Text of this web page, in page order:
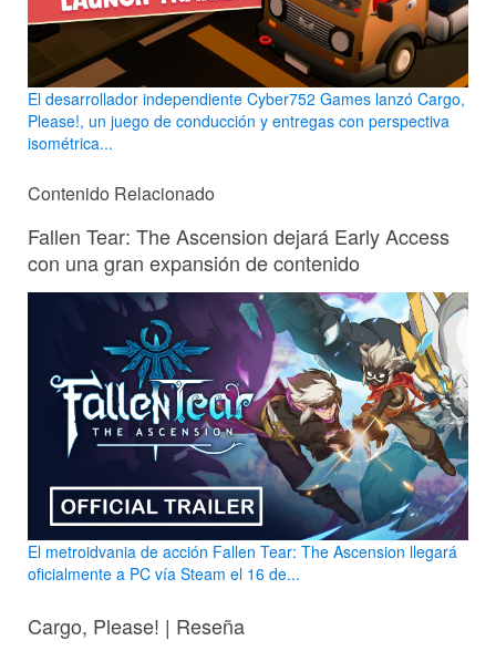
El desarrollador independiente Cyber752 Games lanzó Cargo,
Please!, un juego de conducción y entregas con perspectiva
isométrica...
Contenido Relacionado
Fallen Tear: The Ascension dejará Early Access
con una gran expansión de contenido
El metroidvania de acción Fallen Tear: The Ascension llegará
oficialmente a PC vía Steam el 16 de...
Cargo, Please! | Reseña